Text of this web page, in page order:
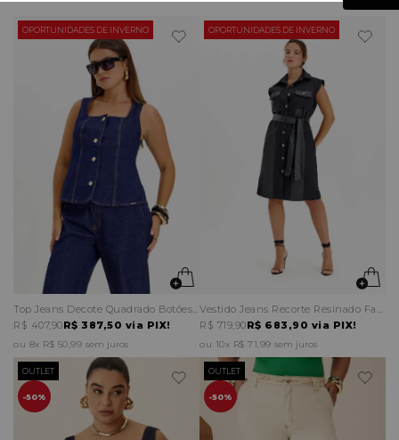
OPORTUNIDADES DE INVERNO
Top Jeans Decote Quadrado Botões Frente
R$ 387,50 via PIX!
R$ 407,90
8x R$ 50,99 sem juros
OPORTUNIDADES DE INVERNO
Vestido Jeans Recorte Resinado Faixa Cintura
R$ 683,90 via PIX!
R$ 719,90
10x R$ 71,99 sem juros
50%
OUTLET
50%
OUTLET